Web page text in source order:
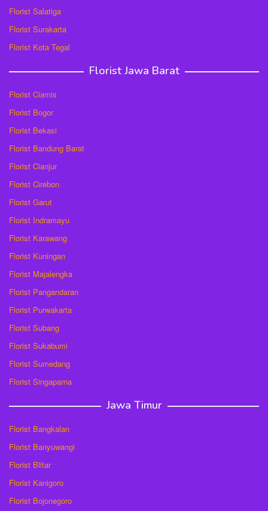
Florist Salatiga
Florist Surakarta
Florist Kota Tegal
Florist Jawa Barat
Florist Ciamis
Florist Bogor
Florist Bekasi
Florist Bandung Barat
Florist Cianjur
Florist Cirebon
Florist Garut
Florist Indramayu
Florist Karawang
Florist Kuningan
Florist Majalengka
Florist Pangandaran
Florist Purwakarta
Florist Subang
Florist Sukabumi
Florist Sumedang
Florist Singaparna
Jawa Timur
Florist Bangkalan
Florist Banyuwangi
Florist Blitar
Florist Kanigoro
Florist Bojonegoro